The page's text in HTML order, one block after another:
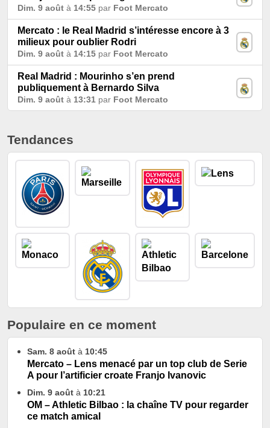
Dim. 9 août à 14:55 par Foot Mercato
Mercato : le Real Madrid s’intéresse encore à 3
milieux pour oublier Rodri
Dim. 9 août à 14:15 par Foot Mercato
Real Madrid : Mourinho s’en prend
publiquement à Bernardo Silva
Dim. 9 août à 13:31 par Foot Mercato
Tendances
Populaire en ce moment
Sam. 8 août à 10:45
Mercato – Lens menacé par un top club de Serie
A pour l’artificier croate Franjo Ivanovic
Dim. 9 août à 10:21
OM – Athletic Bilbao : la chaîne TV pour regarder
ce match amical